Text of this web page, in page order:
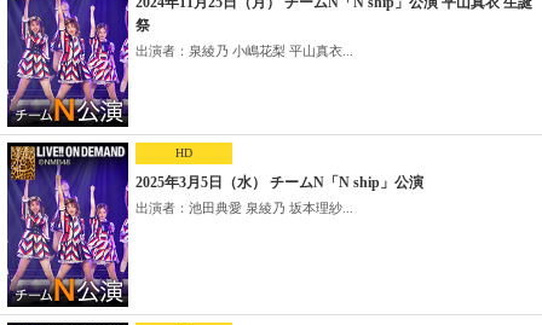
祭
出演者：泉綾乃 小嶋花梨 平山真衣...
HD
2025年3月5日（水） チームN「N ship」公演
出演者：池田典愛 泉綾乃 坂本理紗...